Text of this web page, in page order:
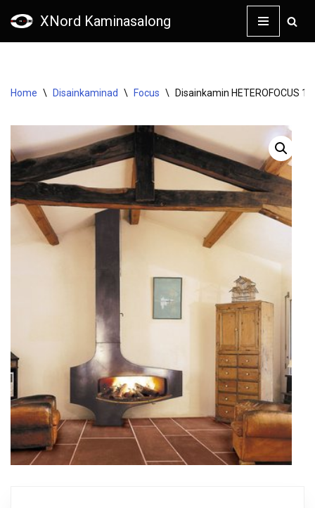
XNord Kaminasalong
Home \ Disainkaminad \ Focus \ Disainkamin HETEROFOCUS